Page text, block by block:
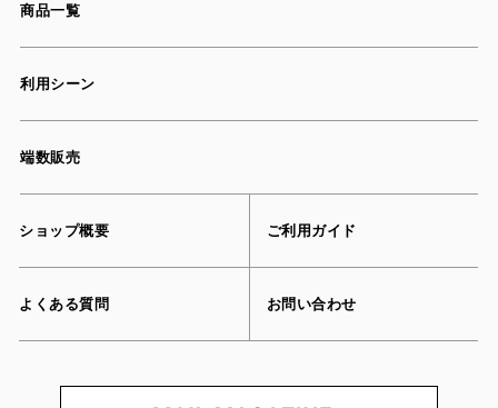
商品一覧
利用シーン
端数販売
ショップ概要 ご利用ガイド
よくある質問 お問い合わせ